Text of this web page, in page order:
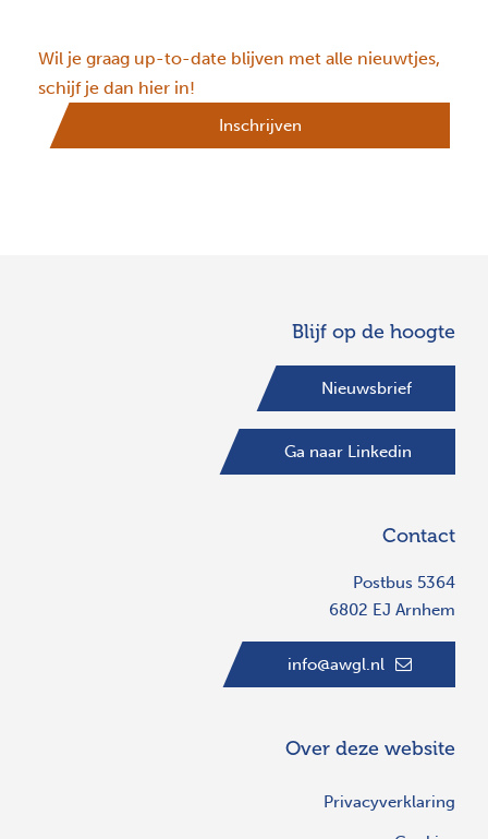
Wil je graag up-to-date blijven met alle nieuwtjes,
schijf je dan hier in!
Inschrijven
Blijf op de hoogte
Nieuwsbrief
Ga naar Linkedin
Contact
Postbus 5364
6802 EJ Arnhem
info@awgl.nl
Over deze website
Privacyverklaring